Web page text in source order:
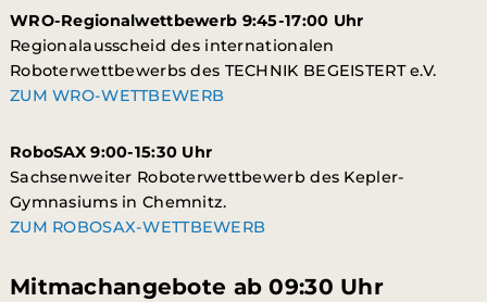
WRO-Regionalwettbewerb 9:45-17:00 Uhr
Regionalausscheid des internationalen
Roboterwettbewerbs des TECHNIK BEGEISTERT e.V.
ZUM WRO-WETTBEWERB
RoboSAX 9:00-15:30 Uhr
Sachsenweiter Roboterwettbewerb des Kepler-
Gymnasiums in Chemnitz.
ZUM ROBOSAX-WETTBEWERB
Mitmachangebote ab 09:30 Uhr